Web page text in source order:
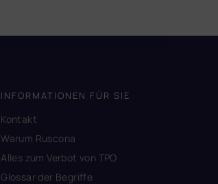
INFORMATIONEN FÜR SIE
Kontakt
Warum Ruscona
Alles zum Verbot von TPO
Glossar der Begriffe